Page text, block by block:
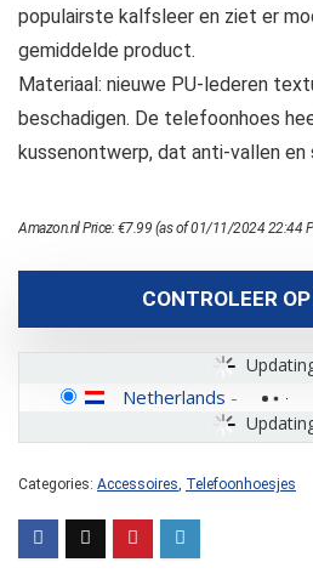
populairste kalfsleer en ziet er
gemiddelde product.
Materiaal: nieuwe PU-lederen
beschadigen. De telefoonhoes
kussenontwerp, dat anti-vallen en
Amazon.nl Price:€7.99 (as of 01/11/2024 22:44
CONTROLEER
Netherlands -
Categories: Accessoires Telefoonhoesjes